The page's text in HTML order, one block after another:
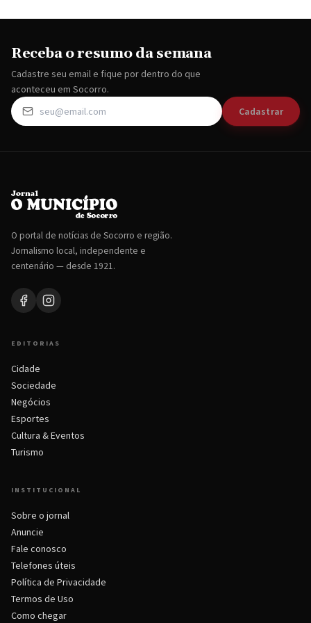
Receba o resumo da semana
Cadastre seu email e fique por dentro do que
aconteceu em Socorro.
Cadastrar
O portal de notícias de Socorro e região.
Jornalismo local, independente e
centenário — desde 1921.
EDITORIAS
Cidade
Sociedade
Negócios
Esportes
Cultura & Eventos
Turismo
INSTITUCIONAL
Sobre o jornal
Anuncie
Fale conosco
Telefones úteis
Política de Privacidade
Termos de Uso
Como chegar